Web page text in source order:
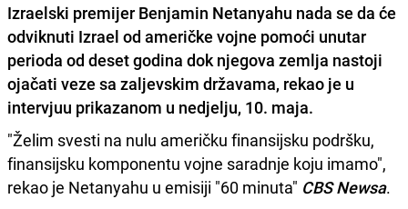
Izraelski premijer Benjamin Netanyahu nada se da će
odviknuti Izrael od američke vojne pomoći unutar
perioda od deset godina dok njegova zemlja nastoji
ojačati veze sa zaljevskim državama, rekao je u
intervjuu prikazanom u nedjelju, 10. maja.
"Želim svesti na nulu američku finansijsku podršku,
finansijsku komponentu vojne saradnje koju imamo",
rekao je Netanyahu u emisiji "60 minuta" CBS Newsa.